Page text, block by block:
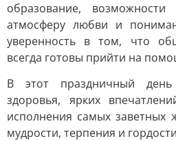
образование, возможности
атмосферу любви и
уверенность в том, что
всегда готовы прийти на
В этот праздничный
здоровья, ярких
исполнения самых
мудрости, терпения и